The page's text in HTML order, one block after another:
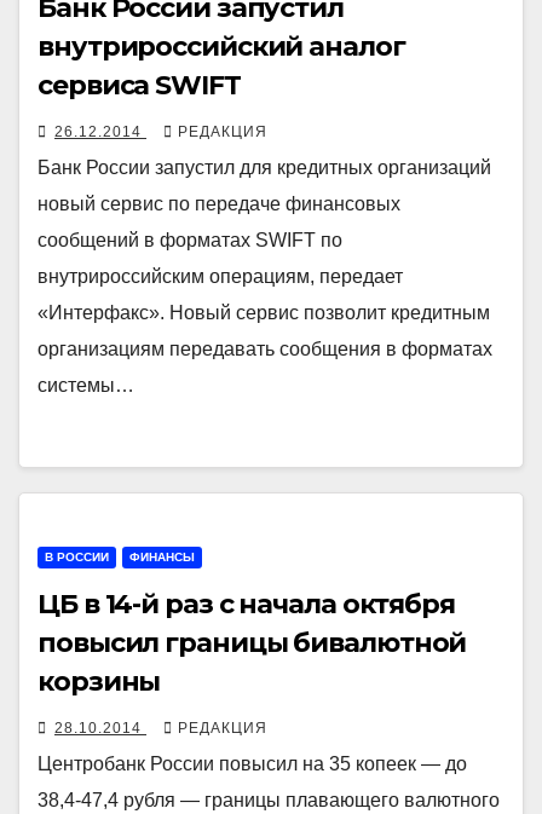
Банк России запустил
внутрироссийский аналог
сервиса SWIFT
26.12.2014 РЕДАКЦИЯ
Банк России запустил для кредитных организаций
новый сервис по передаче финансовых
сообщений в форматах SWIFT по
внутрироссийским операциям, передает
«Интерфакс». Новый сервис позволит кредитным
организациям передавать сообщения в форматах
системы…
В РОССИИ ФИНАНСЫ
ЦБ в 14-й раз с начала октября
повысил границы бивалютной
корзины
28.10.2014 РЕДАКЦИЯ
Центробанк России повысил на 35 копеек — до
38,4-47,4 рубля — границы плавающего валютного